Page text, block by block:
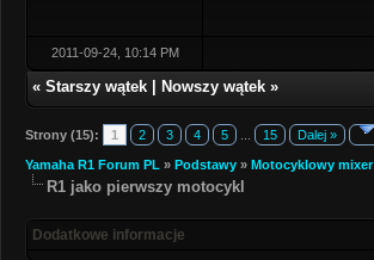
2011-09-24, 10:14 PM
« Starszy wątek Nowszy wątek »
Strony (15): 1 2 3 4 5 15 Dalej »
Yamaha R1 Forum PL » Podstawy » Motocyklowy mixer
R1 jako pierwszy motocykl
Dodatkowe informacje